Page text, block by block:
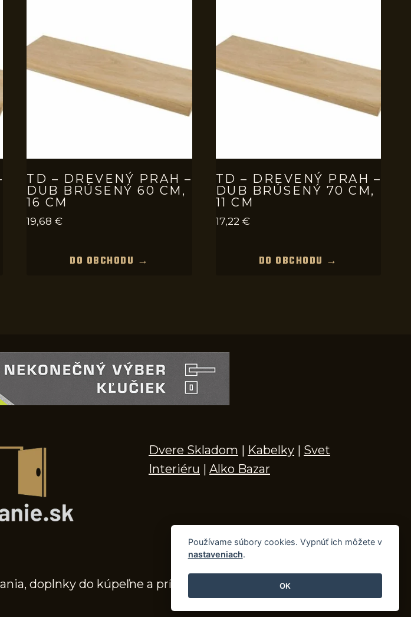
TD – DREVENÝ PRAH –
DUB BRÚSENÝ 60 CM,
16 CM
19,68 €
DO OBCHODU →
TD – DREVENÝ PRAH –
DUB BRÚSENÝ 70 CM,
11 CM
17,22 €
DO OBCHODU →
Dvere Skladom | Kabelky | Svet
Interiéru | Alko Bazar
doplnky do kúpeľne a príslušenstvo
Používame súbory cookies. Vypnúť ich môžete v
nastaveniach.
OK